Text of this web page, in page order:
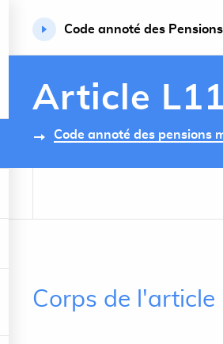
du site
Code annoté des
Article
Code annoté des pensions
Corps de